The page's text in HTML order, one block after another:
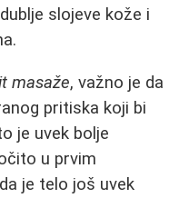
slojeve kože i
masaže, važno je da
pritiska koji bi
je uvek bolje
u prvim
je telo još uvek